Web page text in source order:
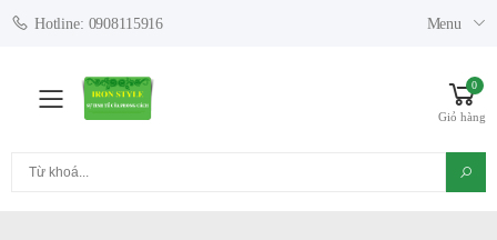
Hotline: 0908115916 Menu
Toggle mobile menu
0
Giỏ hàng